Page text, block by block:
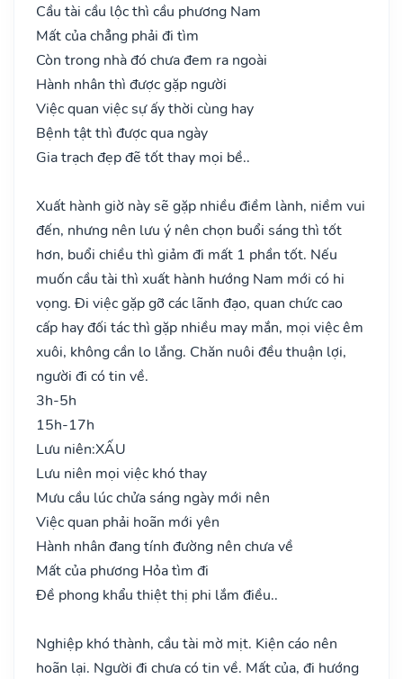
Cầu tài cầu lộc thì cầu phương Nam
Mất của chẳng phải đi tìm
Còn trong nhà đó chưa đem ra ngoài
Hành nhân thì được gặp người
Việc quan việc sự ấy thời cùng hay
Bệnh tật thì được qua ngày
Gia trạch đẹp đẽ tốt thay mọi bề..
Xuất hành giờ này sẽ gặp nhiều điềm lành, niềm vui
đến, nhưng nên lưu ý nên chọn buổi sáng thì tốt
hơn, buổi chiều thì giảm đi mất 1 phần tốt. Nếu
muốn cầu tài thì xuất hành hướng Nam mới có hi
vọng. Đi việc gặp gỡ các lãnh đạo, quan chức cao
cấp hay đối tác thì gặp nhiều may mắn, mọi việc êm
xuôi, không cần lo lắng. Chăn nuôi đều thuận lợi,
người đi có tin về.
3h-5h
15h-17h
Lưu niên:XẤU
Lưu niên mọi việc khó thay
Mưu cầu lúc chửa sáng ngày mới nên
Việc quan phải hoãn mới yên
Hành nhân đang tính đường nên chưa về
Mất của phương Hỏa tìm đi
Đề phong khẩu thiệt thị phi lắm điều..
Nghiệp khó thành, cầu tài mờ mịt. Kiện cáo nên
hoãn lại. Người đi chưa có tin về. Mất của, đi hướng